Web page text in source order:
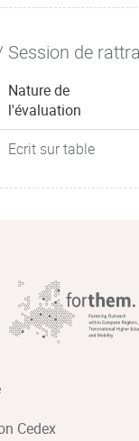
Session de
Nature de
l'évaluation
Ecrit sur table
Cedex